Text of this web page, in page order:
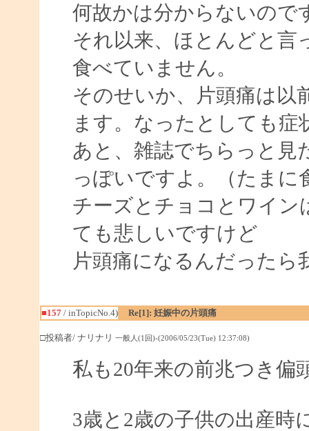
何故かは分からないので
それ以来、ほとんどと言
食べていません。
そのせいか、片頭痛は以
ます。なったとしても
あと、雑誌でちらっと見
っぽいですよ。（たまに
チーズとチョコとワイン
ても悲しいですけど
片頭痛になるんだった
■157/ inTopicNo.4) Re[1]: 妊娠中の片頭痛
□投稿者/ ナリナリ 一般人(1回)-(2006/05/23(Tue) 12:37:08)
私も20年来の前兆つき偏
3歳と2歳の子供の出産時